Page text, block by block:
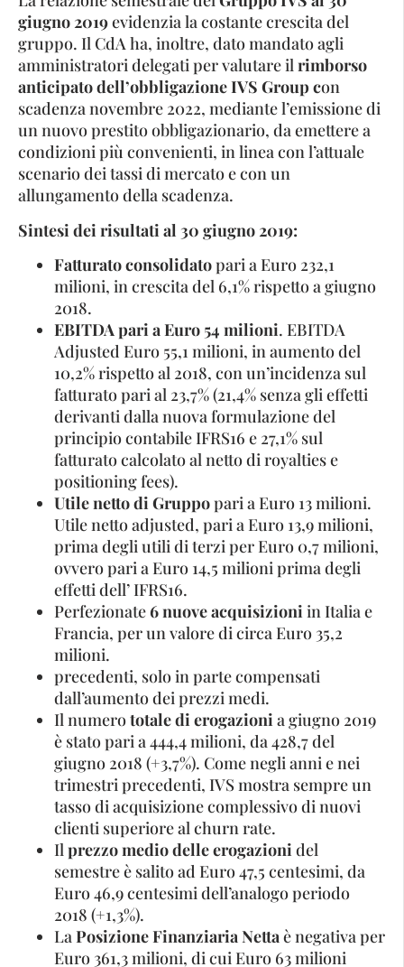
giugno 2019evidenzia la costante crescita del
gruppo. Il CdA ha, inoltre, dato mandato agli
amministratori delegati per valutare ilrimborso
anticipato dell’obbligazione IVS Group con
scadenza novembre 2022, mediante l’emissione di
un nuovo prestito obbligazionario, da emettere a
condizioni più convenienti, in linea con l’attuale
scenario dei tassi di mercato e con un
allungamento della scadenza.
Sintesi dei risultati al 30 giugno 2019:
Fatturato consolidatopari a Euro 232,1
milioni, in crescita del 6,1% rispetto a giugno
2018.
EBITDA pari a Euro 54 milioni. EBITDA
Adjusted Euro 55,1 milioni, in aumento del
10,2% rispetto al 2018, con un’incidenza sul
fatturato pari al 23,7% (21,4% senza gli effetti
derivanti dalla nuova formulazione del
principio contabile IFRS16 e 27,1% sul
fatturato calcolato al netto di royalties e
positioning fees).
Utile netto di Gruppopari a Euro 13 milioni.
Utile netto adjusted, pari a Euro 13,9 milioni,
prima degli utili di terzi per Euro 0,7 milioni,
ovvero pari a Euro 14,5 milioni prima degli
effetti dell’ IFRS16.
Perfezionate6 nuove acquisizioniin Italia e
Francia, per un valore di circa Euro 35,2
milioni.
precedenti, solo in parte compensati
dall’aumento dei prezzi medi.
Il numerototale di erogazionia giugno 2019
è stato pari a 444,4 milioni, da 428,7 del
giugno 2018 (+3,7%). Come negli anni e nei
trimestri precedenti, IVS mostra sempre un
tasso di acquisizione complessivo di nuovi
clienti superiore al churn rate.
Ilprezzo medio delle erogazionidel
semestre è salito ad Euro 47,5 centesimi, da
Euro 46,9 centesimi dell’analogo periodo
2018 (+1,3%).
LaPosizione Finanziaria Nettaè negativa per
Euro 361,3 milioni, di cui Euro 63 milioni